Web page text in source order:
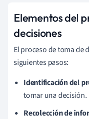
Elementos del
decisiones
El proceso de toma de
siguientes pasos:
Identificación del
tomar una decisión.
Recolección de